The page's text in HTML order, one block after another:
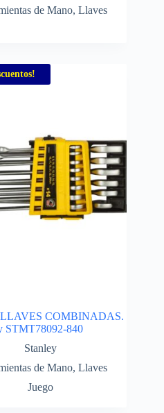
de Mano, Llaves
COMBINADAS.
STMT78092-840
Stanley
de Mano, Llaves
Juego